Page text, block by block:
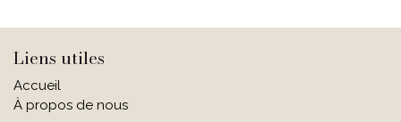
Liens utiles
Accueil
À propos de nous